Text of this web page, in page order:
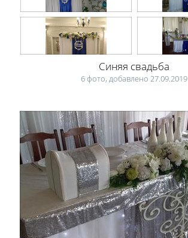
Синяя свадьба
6 фото, добавлено 27.09.2019